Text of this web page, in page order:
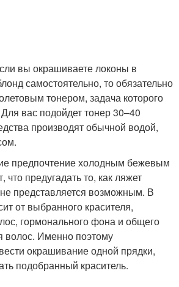
вы окрашиваете локоны в
самостоятельно, то обязательно
тонером, задача которого
вас подойдет тонер 30–40
производят обычной водой,
предпочтение холодным бежевым
что предугадать то, как ляжет
представляется возможным. В
от выбранного красителя,
гормонального фона и общего
волос. Именно поэтому
окрашивание одной прядки,
подобранный краситель.